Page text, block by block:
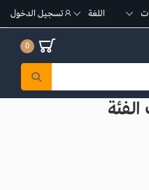
اللغة تسجيل الدخول
0